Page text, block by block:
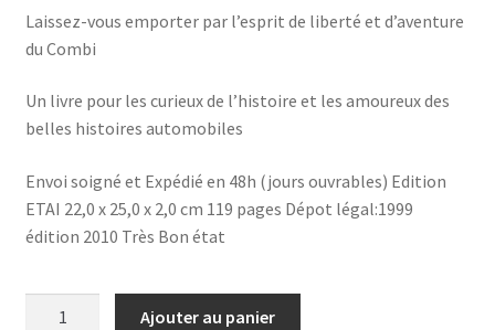
Laissez-vous emporter par l’esprit de liberté et d’aventure
du Combi
Un livre pour les curieux de l’histoire et les amoureux des
belles histoires automobiles
Envoi soigné et Expédié en 48h (jours ouvrables) Edition
ETAI 22,0 x 25,0 x 2,0 cm 119 pages Dépot légal:1999
édition 2010 Très Bon état
Ajouter au panier